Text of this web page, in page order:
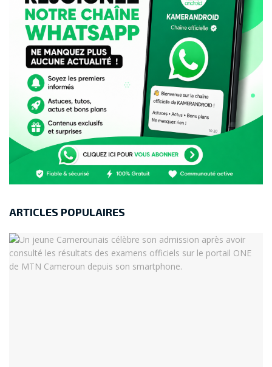
Pour aller plus loin :
TECNO SPARK 40 : la nouvelle génération de
smartphones se profile au Cameroun
Tecno Spark 30C en promo chez Glotelho :
écran 120 Hz, 128 Go + 30 Go de data Orange
offerts au Cameroun
Sécurité & Performances : Le TECNO Spark 20
Pro+ Reçoit la Mise à Jour d’Avril 2025
Tecno Spark Slim : le smartphone le plus fin au
monde dévoilé au MWC 2025
performances à prix abordable
Tecno Spark 10 Pro : le smartphone low-cost
qui fait de l’ombre à l’iPhone
CAMON 40 Pro vs SPARK 20 Pro+ : Duel au
ARTICLES POPULAIRES